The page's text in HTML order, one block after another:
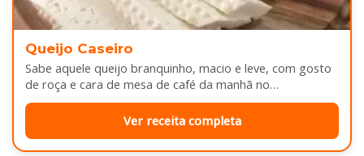
Queijo Caseiro
Sabe aquele queijo branquinho, macio e leve, com gosto
de roça e cara de mesa de café da manhã no…
Ver receita completa